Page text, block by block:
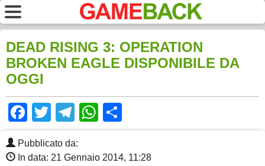
DEAD RISING 3: OPERATION
BROKEN EAGLE DISPONIBILE DA
OGGI
Facebook
TwitterTelegram
WhatsApp
Pubblicato da:
In data: 21 Gennaio 2014, 11:28